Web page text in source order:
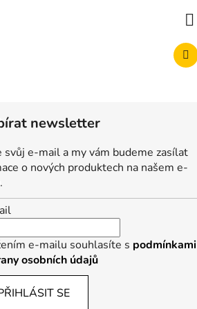
newsletter
svůj e-mail a my vám budeme zasílat
o nových produktech na našem e-
e-mailu souhlasíte s podmínkami
osobních údajů
SE